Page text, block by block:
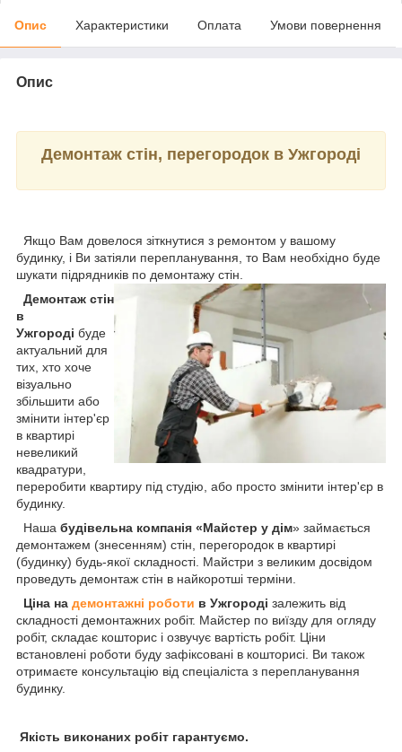
Опис Характеристики Оплата Умови повернення
Опис
Демонтаж стін, перегородок в Ужгороді
Якщо Вам довелося зіткнутися з ремонтом у вашому
будинку, і Ви затіяли перепланування, то Вам необхідно буде
шукати підрядників по демонтажу стін.
Демонтаж стін
в
Ужгороді буде
актуальний для
тих, хто хоче
візуально
збільшити або
змінити інтер'єр
в квартирі
невеликий
квадратури,
переробити квартиру під студію, або просто змінити інтер'єр в
будинку.
Наша будівельна компанія «Майстер у дім» займається
демонтажем (знесенням) стін, перегородок в квартирі
(будинку) будь-якої складності. Майстри з великим досвідом
проведуть демонтаж стін в найкоротші терміни.
Ціна на демонтажні роботи в Ужгороді залежить від
складності демонтажних робіт. Майстер по виїзду для огляду
робіт, складає кошторис і озвучує вартість робіт. Ціни
встановлені роботи буду зафіксовані в кошторисі. Ви також
отримаєте консультацію від спеціаліста з перепланування
будинку.
Якість виконаних робіт гарантуємо.